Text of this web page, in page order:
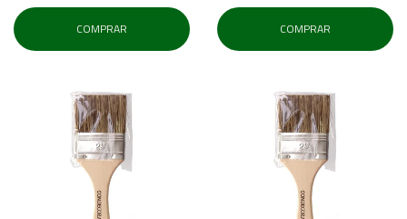
COMPRAR COMPRAR